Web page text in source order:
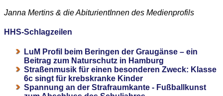
Janna Mertins & die AbiturientInnen des Medienprofils
HHS-Schlagzeilen
LuM Profil beim Beringen der Graugänse – ein
Beitrag zum Naturschutz in Hamburg
Straßenmusik für einen besonderen Zweck: Klasse
6c singt für krebskranke Kinder
Spannung an der Strafraumkante - Fußballkunst